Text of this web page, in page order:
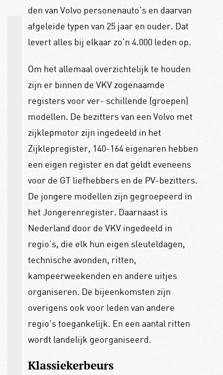
den van Volvo personenauto’s en daarvan
afgeleide typen van 25 jaar en ouder. Dat
levert alles bij elkaar zo’n 4.000 leden op.
Om het allemaal overzichtelijk te houden
zijn er binnen de VKV zogenaamde
registers voor ver- schillende (groepen)
modellen. De bezitters van een Volvo met
zijklepmotor zijn ingedeeld in het
Zijklepregister, 140-164 eigenaren hebben
een eigen register en dat geldt eveneens
voor de GT liefhebbers en de PV-bezitters.
De jongere modellen zijn gegroepeerd in
het Jongerenregister. Daarnaast is
Nederland door de VKV ingedeeld in
regio’s, die elk hun eigen sleuteldagen,
technische avonden, ritten,
kampeerweekenden en andere uitjes
organiseren. De bijeenkomsten zijn
overigens ook voor leden van andere
regio’s toegankelijk. En een aantal ritten
wordt landelijk georganiseerd.
Klassiekerbeurs